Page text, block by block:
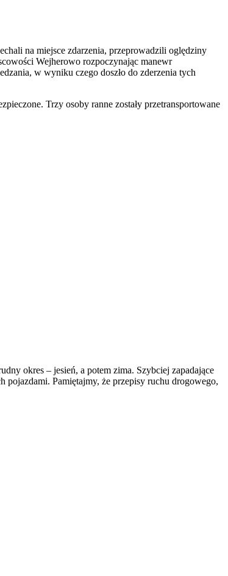
na miejsce zdarzenia, przeprowadzili oględziny
Wejherowo rozpoczynając manewr
w wyniku czego doszło do zderzenia tych
Trzy osoby ranne zostały przetransportowane
okres – jesień, a potem zima. Szybciej zapadające
Pamiętajmy, że przepisy ruchu drogowego,